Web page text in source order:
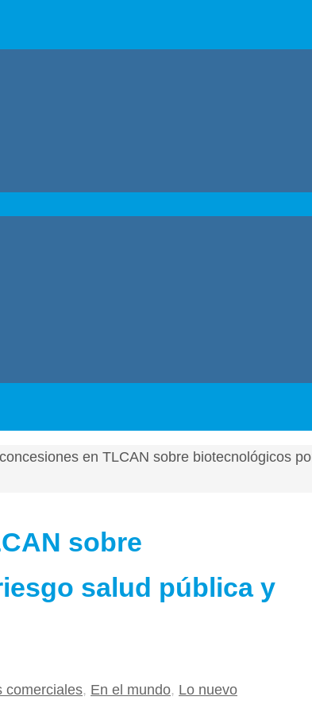
en TLCAN sobre biotecnológicos
sobre
salud pública y
comerciales, En el mundo, Lo nuevo